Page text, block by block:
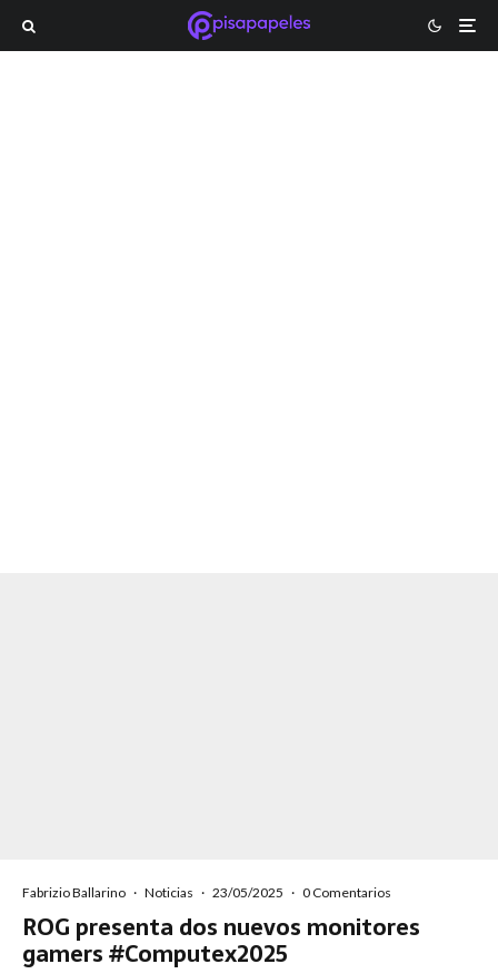
Fabrizio Ballarino · Noticias · 23/05/2025 · 0 Comentarios
ROG presenta dos nuevos monitores
gamers #Computex2025